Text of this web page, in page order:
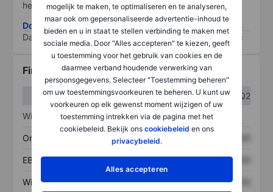
mogelijk te maken, te optimaliseren en te analyseren,
maar ook om gepersonaliseerde advertentie-inhoud te
bieden en u in staat te stellen verbinding te maken met
sociale media. Door "Alles accepteren" te kiezen, geeft
u toestemming voor het gebruik van cookies en de
daarmee verband houdende verwerking van
persoonsgegevens. Selecteer "Toestemming beheren"
om uw toestemmingsvoorkeuren te beheren. U kunt uw
voorkeuren op elk gewenst moment wijzigen of uw
toestemming intrekken via de pagina met het
cookiebeleid. Bekijk ons cookiebeleid en ons
privacybeleid.
Alles accepteren
het grootste risico).
Download de ESG-risicomethodologie
Data provided by
/
Financiële gegevens
Q1
Q2
Winst/verlies
Omzet XXXXXXX
EBITDA XXXXXXX XXXXXXX
Winst XXXXXXX XXXXXXX